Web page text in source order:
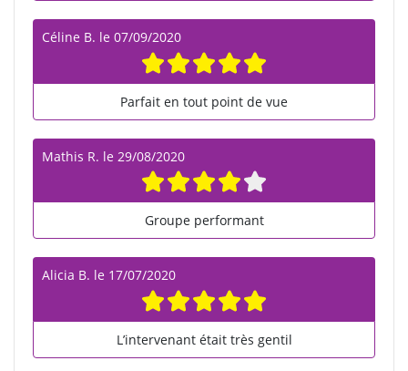
Céline B. le 07/09/2020
Parfait en tout point de vue
Mathis R. le 29/08/2020
Groupe performant
Alicia B. le 17/07/2020
L’intervenant était très gentil